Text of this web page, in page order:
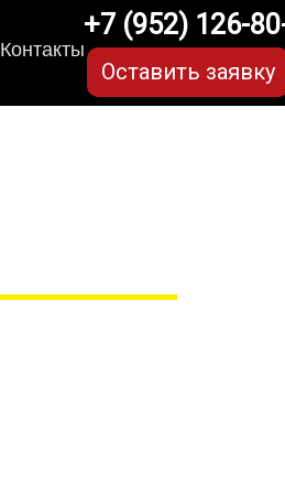
Контакты
+7 (952) 126-
Оставить заявку